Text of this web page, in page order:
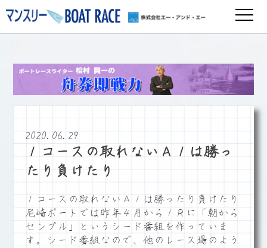
2020.06.29
１コースの取れないＡ１は勝っ
たり負けたり
１コースの取れないＡ１は勝ったり負けたり
尼崎ボートでは昨年４月から１Ｒに「朝から
センプル」というシード番組を作っていま
す。シード番組なので、他のレース場のよう